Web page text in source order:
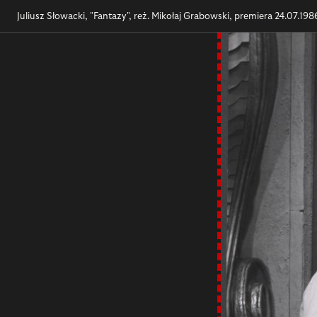
Juliusz Słowacki, "Fantazy", reż. Mikołaj Grabowski, premiera